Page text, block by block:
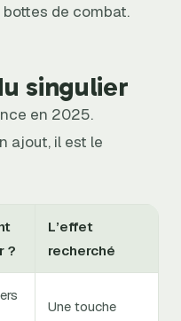
de combat.
singulier
en 2025.
ajout, il est le
?
L’effet
recherché
Une touche